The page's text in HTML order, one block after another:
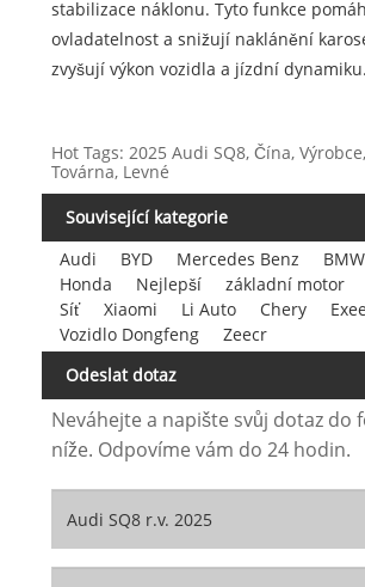
stabilizace náklonu. Tyto funkce
ovladatelnost a snižují naklánění
zvyšují výkon vozidla a jízdní dynamiku.
Hot Tags: 2025 Audi SQ8, Čína,
Továrna, Levné
Související kategorie
Audi
BYD Mercedes Benz
BMW
Honda
Nejlepší základní motor
Síť
Xiaomi Li Auto Chery
Vozidlo Dongfeng
Zeecr
Odeslat dotaz
Neváhejte a napište svůj dotaz do
níže. Odpovíme vám do 24 hodin.